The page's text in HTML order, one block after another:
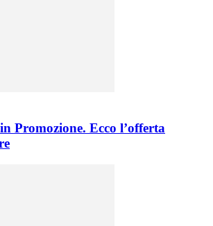
Promozione. Ecco l’offerta